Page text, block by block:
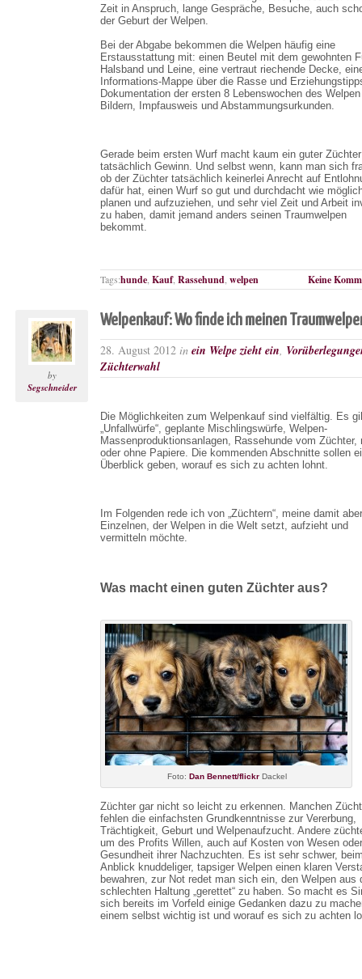
Zeit in Anspruch, lange Gespräche, Besuche, auch
der Geburt der Welpen.
Bei der Abgabe bekommen die Welpen häufig eine
Erstausstattung mit: einen Beutel mit dem gewohnten
Halsband und Leine, eine vertraut riechende Decke,
Informations-Mappe über die Rasse und
Dokumentation der ersten 8 Lebenswochen des
Bildern, Impfausweis und Abstammungsurkunden.
Gerade beim ersten Wurf macht kaum ein guter Züchter
tatsächlich Gewinn. Und selbst wenn, kann man sich
ob der Züchter tatsächlich keinerlei Anrecht auf
dafür hat, einen Wurf so gut und durchdacht wie
planen und aufzuziehen, und sehr viel Zeit und Arbeit
zu haben, damit jemand anders seinen Traumwelpen
bekommt.
Tags:hunde Kauf, Rassehund welpen Keine
by
Segschneider
Welpenkauf: Wo finde ich meinen
28. August 2012 in ein Welpe zieht ein
Züchterwahl
Die Möglichkeiten zum Welpenkauf sind vielfältig. Es
„Unfallwürfe“, geplante Mischlingswürfe, Welpen-
Massenproduktionsanlagen, Rassehunde vom Züchter,
oder ohne Papiere. Die kommenden Abschnitte sollen
Überblick geben, worauf es sich zu achten lohnt.
Im Folgenden rede ich von „Züchtern“, meine damit
Einzelnen, der Welpen in die Welt setzt, aufzieht und
vermitteln möchte.
Was macht einen guten Züchter aus?
Foto: Dan Bennett/flickrDackel
Züchter gar nicht so leicht zu erkennen. Manchen
fehlen die einfachsten Grundkenntnisse zur Vererbung,
Trächtigkeit, Geburt und Welpenaufzucht. Andere
um des Profits Willen, auch auf Kosten von Wesen oder
Gesundheit ihrer Nachzuchten. Es ist sehr schwer,
Anblick knuddeliger, tapsiger Welpen einen klaren
bewahren, zur Not redet man sich ein, den Welpen aus
schlechten Haltung „gerettet“ zu haben. So macht es
sich bereits im Vorfeld einige Gedanken dazu zu
einem selbst wichtig ist und worauf es sich zu achten